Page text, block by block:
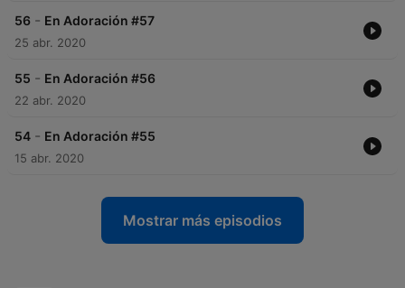
56 - En Adoración #57
25 abr. 2020
55 - En Adoración #56
22 abr. 2020
54 - En Adoración #55
15 abr. 2020
Mostrar más episodios